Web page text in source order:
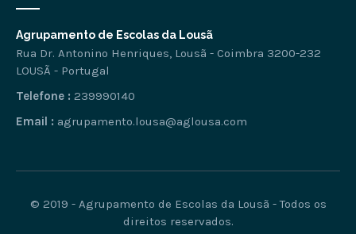
Agrupamento de Escolas da Lousã
Rua Dr. Antonino Henriques, Lousã - Coimbra 3200-232
LOUSÃ - Portugal
Telefone : 239990140
Email : agrupamento.lousa@aglousa.com
© 2019 - Agrupamento de Escolas da Lousã - Todos os
direitos reservados.